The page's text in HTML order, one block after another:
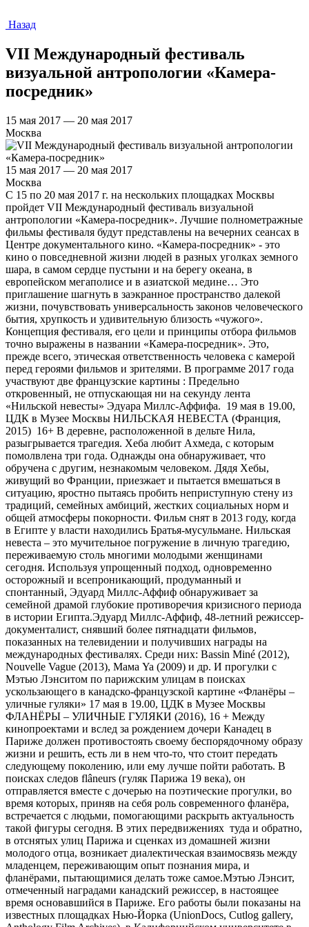
Назад
VII Международный фестиваль
визуальной антропологии «Камера-
посредник»
15 мая 2017 — 20 мая 2017
Москва
15 мая 2017 — 20 мая 2017
Москва
С 15 по 20 мая 2017 г. на нескольких площадках Москвы
пройдет VII Международный фестиваль визуальной
антропологии «Камера-посредник». Лучшие полнометражные
фильмы фестиваля будут представлены на вечерних сеансах в
Центре документального кино. «Камера-посредник» - это
кино о повседневной жизни людей в разных уголках земного
шара, в самом сердце пустыни и на берегу океана, в
европейском мегаполисе и в азиатской медине… Это
приглашение шагнуть в заэкранное пространство далекой
жизни, почувствовать универсальность законов человеческого
бытия, хрупкость и удивительную близость «чужого».
Концепция фестиваля, его цели и принципы отбора фильмов
точно выражены в названии «Камера-посредник». Это,
прежде всего, этическая ответственность человека с камерой
перед героями фильмов и зрителями. В программе 2017 года
участвуют две французские картины : Предельно
откровенный, не отпускающая ни на секунду лента
«Нильской невесты» Эдуара Миллс-Аффифа. 19 мая в 19.00,
ЦДК в Музее Москвы НИЛЬСКАЯ НЕВЕСТА (Франция,
2015) 16+ В деревне, расположенной в дельте Нила,
разыгрывается трагедия. Хеба любит Ахмеда, с которым
помолвлена три года. Однажды она обнаруживает, что
обручена с другим, незнакомым человеком. Дядя Хебы,
живущий во Франции, приезжает и пытается вмешаться в
ситуацию, яростно пытаясь пробить неприступную стену из
традиций, семейных амбиций, жестких социальных норм и
общей атмосферы покорности. Фильм снят в 2013 году, когда
в Египте у власти находились Братья-мусульмане. Нильская
невеста – это мучительное погружение в личную трагедию,
переживаемую столь многими молодыми женщинами
сегодня. Используя упрощенный подход, одновременно
осторожный и всепроникающий, продуманный и
спонтанный, Эдуард Миллс-Аффиф обнаруживает за
семейной драмой глубокие противоречия кризисного периода
в истории Египта.Эдуард Миллс-Аффиф, 48-летний режиссер-
документалист, снявший более пятнадцати фильмов,
показанных на телевидении и получивших награды на
международных фестивалях. Среди них: Bassin Miné (2012),
Nouvelle Vague (2013), Мама Ya (2009) и др. И прогулки с
Мэтью Лэнситом по парижским улицам в поисках
ускользающего в канадско-французской картине «Фланёры –
уличные гуляки» 17 мая в 19.00, ЦДК в Музее Москвы
ФЛАНЁРЫ – УЛИЧНЫЕ ГУЛЯКИ (2016), 16 + Между
кинопроектами и вслед за рождением дочери Канадец в
Париже должен противостоять своему беспорядочному образу
жизни и решить, есть ли в нем что-то, что стоит передать
следующему поколению, или ему лучше пойти работать. В
поисках следов flâneurs (гуляк Парижа 19 века), он
отправляется вместе с дочерью на поэтические прогулки, во
время которых, приняв на себя роль современного фланёра,
встречается с людьми, помогающими раскрыть актуальность
такой фигуры сегодня. В этих передвижениях туда и обратно,
в отснятых улиц Парижа и сценках из домашней жизни
молодого отца, возникает диалектическая взаимосвязь между
младенцем, переживающим опыт познания мира, и
фланёрами, пытающимися делать тоже самое.Мэтью Лэнсит,
отмеченный наградами канадский режиссер, в настоящее
время основавшийся в Париже. Его работы были показаны на
известных площадках Нью-Йорка (UnionDocs, Cutlog gallery,